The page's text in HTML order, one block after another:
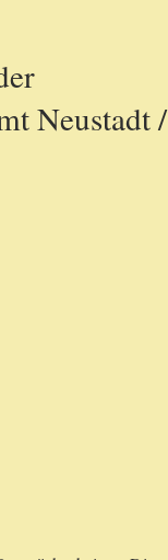
Neustadt /